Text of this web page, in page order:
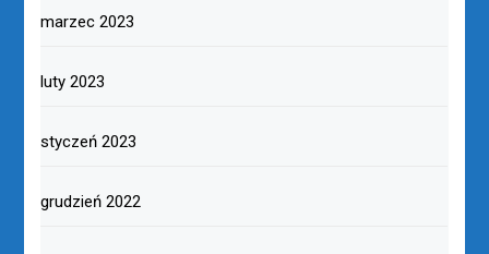
marzec 2023
luty 2023
styczeń 2023
grudzień 2022